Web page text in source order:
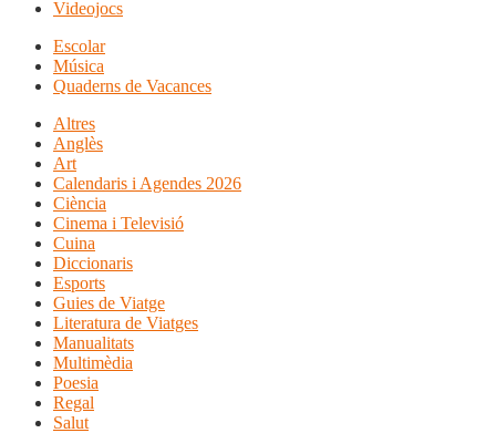
Videojocs
Escolar
Música
Quaderns de Vacances
Altres
Anglès
Art
Calendaris i Agendes 2026
Ciència
Cinema i Televisió
Cuina
Diccionaris
Esports
Guies de Viatge
Literatura de Viatges
Manualitats
Multimèdia
Poesia
Regal
Salut